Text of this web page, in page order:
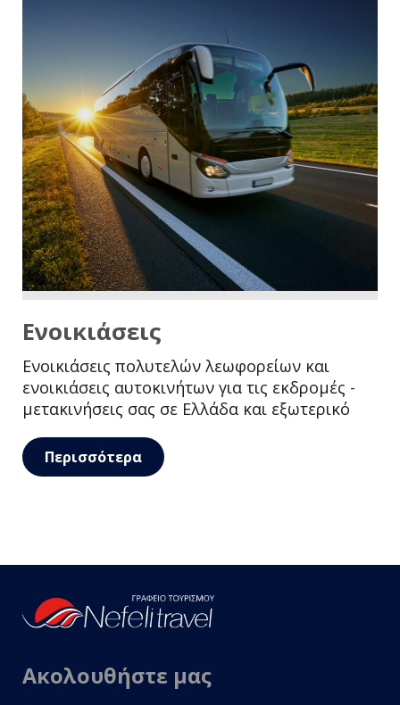
Ενοικιάσεις
Ενοικιάσεις πολυτελών λεωφορείων και
ενοικιάσεις αυτοκινήτων για τις εκδρομές -
μετακινήσεις σας σε Ελλάδα και εξωτερικό
Περισσότερα
Ακολουθήστε μας